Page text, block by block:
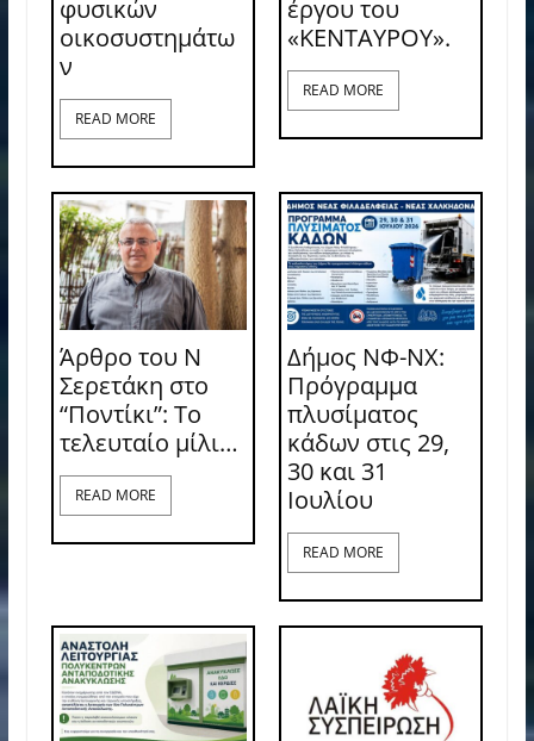
φυσικών
οικοσυστημάτω
ν
READ MORE
έργου του
«ΚΕΝΤΑΥΡΟΥ».
READ MORE
Άρθρο του Ν
Σερετάκη στο
“Ποντίκι”: Το
τελευταίο μίλι…
READ MORE
Δήμος ΝΦ-ΝΧ:
Πρόγραμμα
πλυσίματος
κάδων στις 29,
30 και 31
Ιουλίου
READ MORE